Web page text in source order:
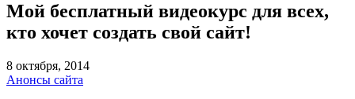
Мой бесплатный видеокурс для всех,
кто хочет создать свой сайт!
8 октября, 2014
Анонсы сайта